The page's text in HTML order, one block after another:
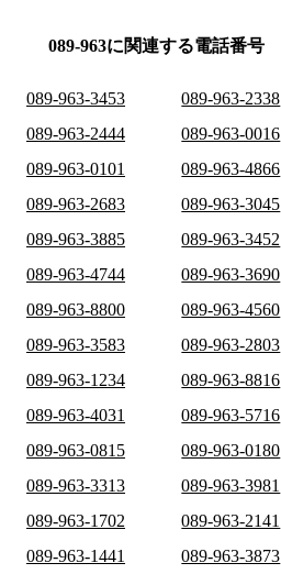
089-963に関連する電話番号
089-963-3453 089-963-2338
089-963-2444
089-963-0016
089-963-0101
089-963-4866
089-963-2683
089-963-3045
089-963-3885
089-963-3452
089-963-4744
089-963-3690
089-963-8800
089-963-4560
089-963-3583
089-963-2803
089-963-1234
089-963-8816
089-963-4031
089-963-5716
089-963-0815
089-963-0180
089-963-3313
089-963-3981
089-963-1702
089-963-2141
089-963-1441
089-963-3873